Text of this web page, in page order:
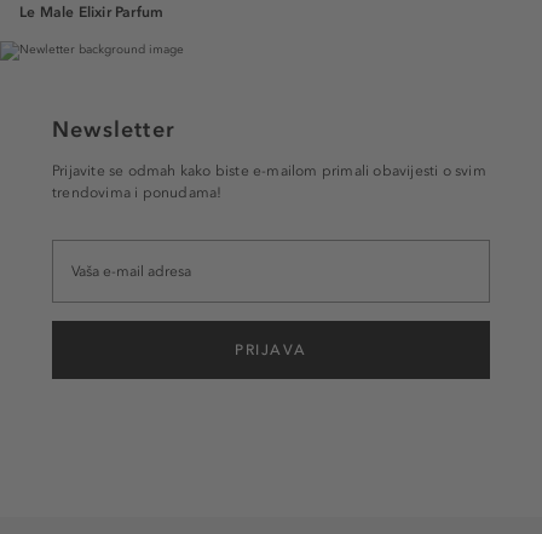
Le Male Elixir Parfum
Newsletter
Prijavite se odmah kako biste e-mailom primali obavijesti o svim
trendovima i ponudama!
PRIJAVA